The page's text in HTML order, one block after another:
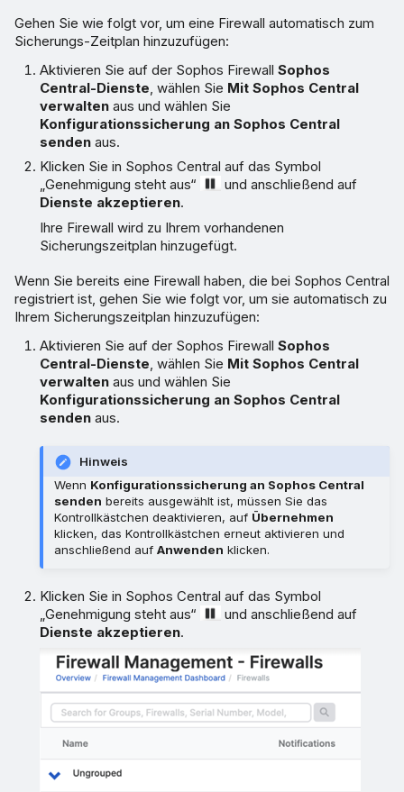
Gehen Sie wie folgt vor, um eine Firewall automatisch zum
Sicherungs-Zeitplan hinzuzufügen:
Aktivieren Sie auf der Sophos FirewallSophos
Central-Dienste , wählen Sie Mit Sophos Central
verwalten aus und wählen Sie
Konfigurationssicherung an Sophos Central
senden aus.
Klicken Sie in Sophos Central auf das Symbol
„Genehmigung steht aus“
und anschließend auf
Dienste akzeptieren.
Ihre Firewall wird zu Ihrem vorhandenen
Sicherungszeitplan hinzugefügt.
Wenn Sie bereits eine Firewall haben, die bei Sophos Central
registriert ist, gehen Sie wie folgt vor, um sie automatisch zu
Ihrem Sicherungszeitplan hinzuzufügen:
Aktivieren Sie auf der Sophos FirewallSophos
Central-Dienste, wählen Sie Mit Sophos Central
verwalten aus und wählen Sie
Konfigurationssicherung an Sophos Central
senden aus.
Hinweis
Wenn Konfigurationssicherung an Sophos Central
senden bereits ausgewählt ist, müssen Sie das
Kontrollkästchen deaktivieren, auf Übernehmen
klicken, das Kontrollkästchen erneut aktivieren und
anschließend aufAnwenden klicken.
Klicken Sie in Sophos Central auf das Symbol
„Genehmigung steht aus“
und anschließend auf
Dienste akzeptieren.